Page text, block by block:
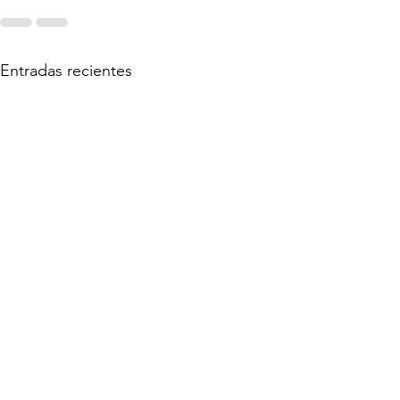
Entradas recientes